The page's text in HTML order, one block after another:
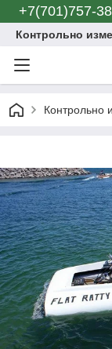
+7(701)757-
Контрольно
Контрольно